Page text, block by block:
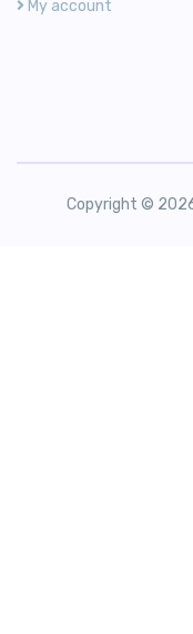
My account
Copyright ©